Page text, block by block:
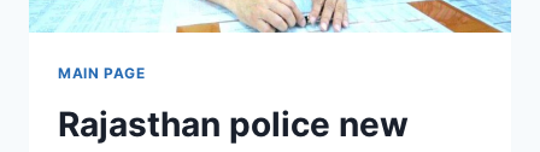
MAIN PAGE
Rajasthan police new